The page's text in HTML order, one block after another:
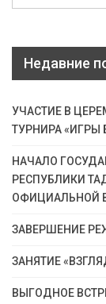
Недавние
УЧАСТИЕ В
ТУРНИРА «ИГРЫ
НАЧАЛО
РЕСПУБЛИКИ
ОФИЦИАЛЬНОЙ
ЗАВЕРШЕНИЕ
ЗАНЯТИЕ
ВЫГОДНОЕ